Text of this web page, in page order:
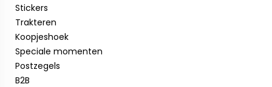
Stickers
Trakteren
Koopjeshoek
Speciale momenten
Postzegels
B2B